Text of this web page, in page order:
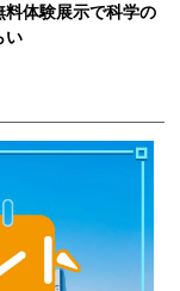
体験展示で科学の
い